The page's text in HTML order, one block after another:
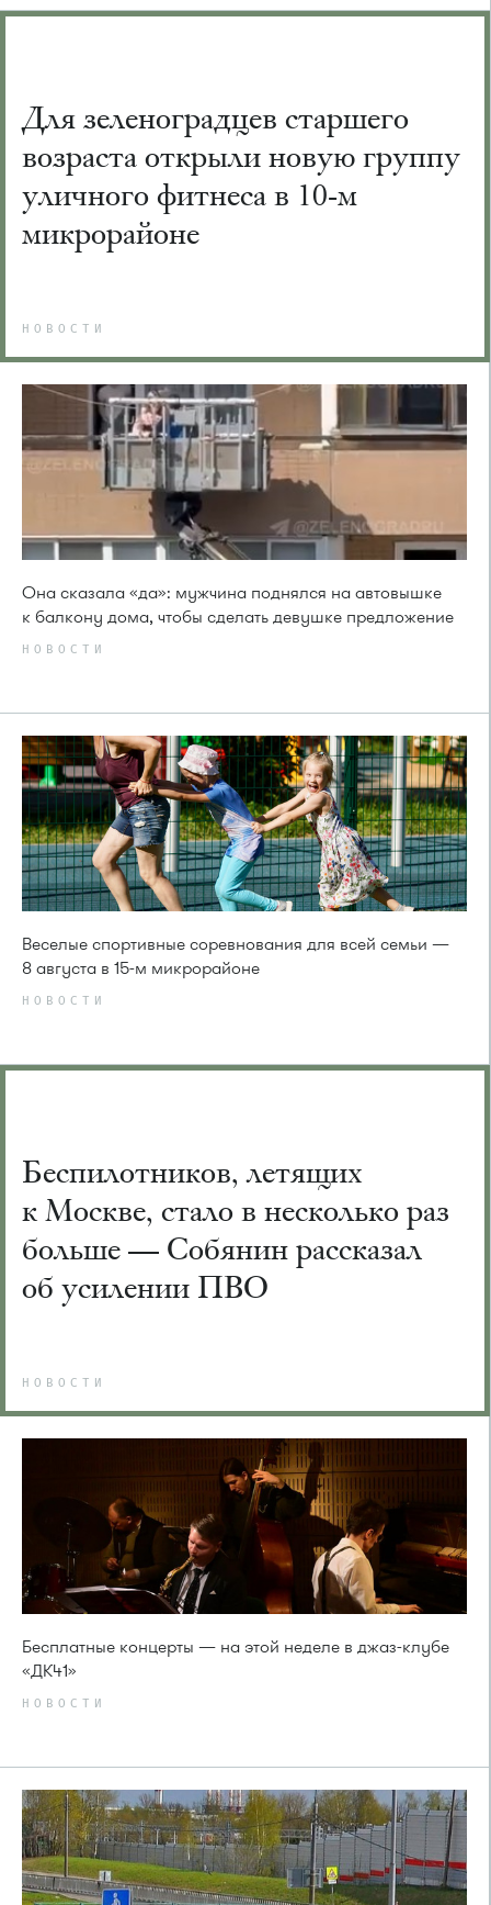
Для зеленоградцев старшего
возраста открыли новую группу
уличного фитнеса в 10-м
микрорайоне
НОВОСТИ
Она сказала «да»: мужчина поднялся на автовышке
к балкону дома, чтобы сделать девушке предложение
НОВОСТИ
Веселые спортивные соревнования для всей семьи —
8 августа в 15-м микрорайоне
НОВОСТИ
Беспилотников, летящих
к Москве, стало в несколько раз
больше — Собянин рассказал
об усилении ПВО
НОВОСТИ
Бесплатные концерты — на этой неделе в джаз-клубе
«ДК41»
НОВОСТИ